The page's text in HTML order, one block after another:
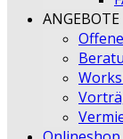
ANGEBOTE